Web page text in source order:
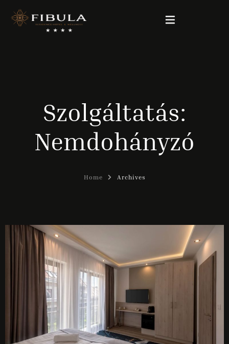
SZOBÁINK
WELLNESS & BEAUTY
GALÉRIA
Magyar
ONLINE FOGLALÁS
Szolgáltatás:
Nemdohányzó
Home Archives